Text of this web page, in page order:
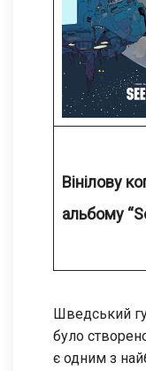
Вінілову
альбому
Шведський
було
є одним з